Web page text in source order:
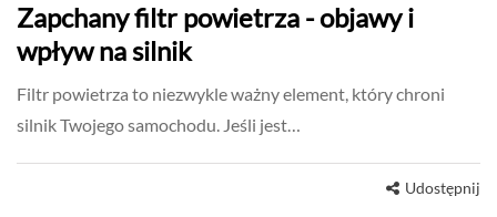
Zapchany filtr powietrza - objawy i
wpływ na silnik
Filtr powietrza to niezwykle ważny element, który chroni
silnik Twojego samochodu. Jeśli jest…
Udostępnij